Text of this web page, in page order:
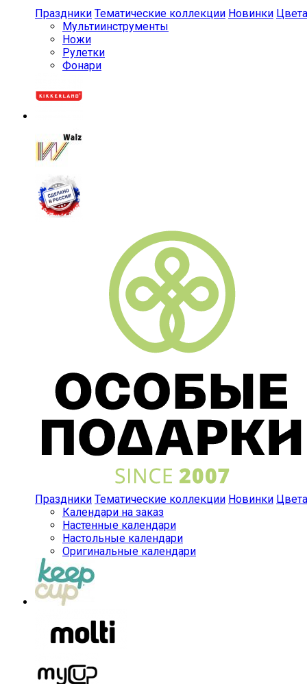
Праздники Тематические коллекции Новинки Цвета
Мульти­инструменты
Ножи
Рулетки
Фонари
Праздники Тематические коллекции Новинки Цвета
Календари на заказ
Настенные календари
Настольные календари
Оригинальные календари